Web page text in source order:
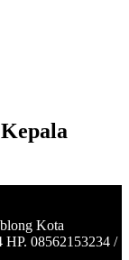
Kota
HP. 08562153234 /